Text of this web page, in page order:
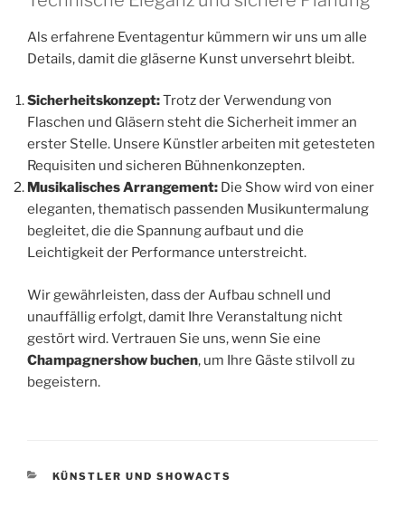
Als erfahrene Eventagentur kümmern wir uns um alle
Details, damit die gläserne Kunst unversehrt bleibt.
Sicherheitskonzept:Trotz der Verwendung von
Flaschen und Gläsern steht die Sicherheit immer an
erster Stelle. Unsere Künstler arbeiten mit getesteten
Requisiten und sicheren Bühnenkonzepten.
Musikalisches Arrangement: Die Show wird von einer
eleganten, thematisch passenden Musikuntermalung
begleitet, die die Spannung aufbaut und die
Leichtigkeit der Performance unterstreicht.
Wir gewährleisten, dass der Aufbau schnell und
unauffällig erfolgt, damit Ihre Veranstaltung nicht
gestört wird. Vertrauen Sie uns, wenn Sie eine
Champagnershow buchen, um Ihre Gäste stilvoll zu
begeistern.
KATEGORIEN
KÜNSTLER UND SHOWACTS